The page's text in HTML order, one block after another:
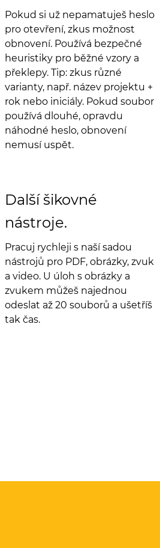
Pokud si už nepamatuješ heslo
pro otevření, zkus možnost
obnovení. Používá bezpečné
heuristiky pro běžné vzory a
překlepy. Tip: zkus různé
varianty, např. název projektu +
rok nebo iniciály. Pokud soubor
používá dlouhé, opravdu
náhodné heslo, obnovení
nemusí uspět.
Další šikovné
nástroje.
Pracuj rychleji s naší sadou
nástrojů pro PDF, obrázky, zvuk
a video. U úloh s obrázky a
zvukem můžeš najednou
odeslat až 20 souborů a ušetříš
tak čas.